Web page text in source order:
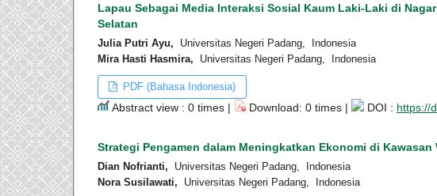
Lapau Sebagai Media Interaksi Sosial Kaum Laki-Laki di
Selatan
Julia Putri Ayu, Universitas Negeri Padang, Indonesia
Mira Hasti Hasmira, Universitas Negeri Padang, Indonesia
PDF (Bahasa Indonesia)
Abstract view : 0 times | Download: 0 times | DOI : https://
Strategi Pengamen dalam Meningkatkan Ekonomi di Kawasan
Dian Nofrianti, Universitas Negeri Padang, Indonesia
Nora Susilawati, Universitas Negeri Padang, Indonesia